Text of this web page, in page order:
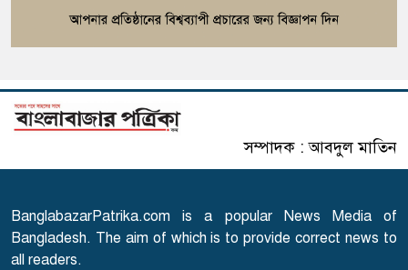
বাহিনী, খসড়া আইন প্রকাশ
সৌদির নতুন নিয়ম
৬
এসএসসি পরীক্ষার ফল প্রকাশের
তারিখ ঘোষণা
৭
সারাদেশে হামের উপসর্গ নিয়ে
৮
সম্পাদক : আবদুল মাতিন
BanglabazarPatrika.com is a popular News Media of
Bangladesh. The aim of which is to provide correct news to
all readers.